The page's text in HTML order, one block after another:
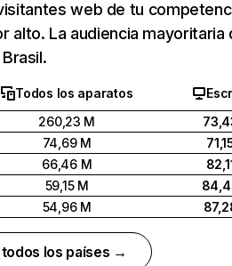
web de tu
alto. La audiencia
Todos los aparatos
260,23 M
74,69 M
66,46 M
59,15 M
54,96 M
los países →